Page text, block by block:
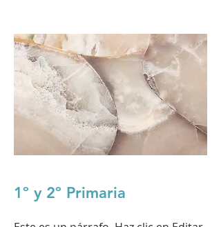
1º y 2º Primaria